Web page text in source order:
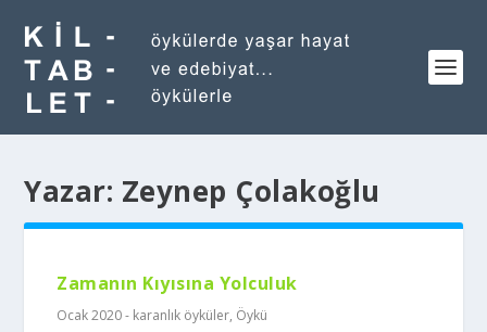
Yazar: Zeynep Çolakoğlu
Zamanın Kıyısına Yolculuk
Ocak 2020 - karanlık öyküler, Öykü